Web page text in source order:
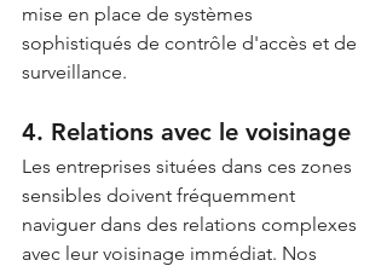
mise en place de systèmes
sophistiqués de contrôle d'accès et de
surveillance.
4. Relations avec le voisinage
Les entreprises situées dans ces zones
sensibles doivent fréquemment
naviguer dans des relations complexes
avec leur voisinage immédiat. Nos